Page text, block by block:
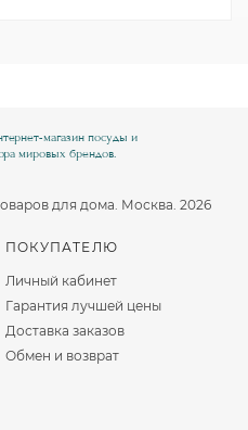
ПОКУПАТЕЛЮ
Личный кабинет
Гарантия лучшей цены
Доставка заказов
Обмен и возврат
магазин посуды и
мировых брендов.
для дома. Москва. 2026